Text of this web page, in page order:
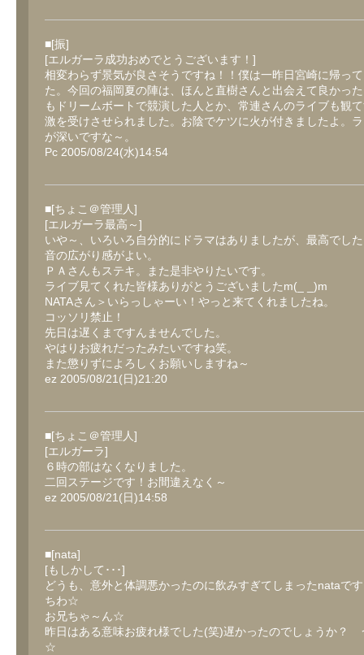
■[振]
[エルガーラ成功おめでとうございます！]
相変わらず景気が良さそうですね！！僕は一昨日宮崎に帰っ
た。今回の福岡夏の陣は、ほんと直樹さんと出会えて良かっ
もドリームボートで競演した人とか、常連さんのライブも観
激を受けさせられました。お陰でケツに火が付きましたよ。
が深いですな～。
Pc 2005/08/24(水)14:54
■[ちょこ＠管理人]
[エルガーラ最高～]
いや～、いろいろ自分的にドラマはありましたが、最高でし
音の広がり感がよい。
ＰＡさんもステキ。また是非やりたいです。
ライブ見てくれた皆様ありがとうございましたm(_ _)m
NATAさん＞いらっしゃーい！やっと来てくれましたね。
コッソリ禁止！
先日は遅くまですんませんでした。
やはりお疲れだったみたいですね笑。
また懲りずによろしくお願いしますね～
ez 2005/08/21(日)21:20
■[ちょこ＠管理人]
[エルガーラ]
６時の部はなくなりました。
二回ステージです！お間違えなく～
ez 2005/08/21(日)14:58
■[nata]
[もしかして･･･]
どうも、意外と体調悪かったのに飲みすぎてしまったnataで
ちわ☆
お兄ちゃ～ん☆
昨日はある意味お疲れ様でした(笑)遅かったのでしょうか？
☆